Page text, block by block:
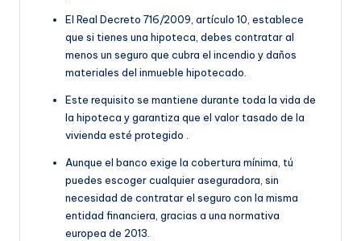
El Real Decreto 716/2009, artículo 10, establece
que si tienes una hipoteca, debes contratar al
menos un seguro que cubra el incendio y daños
materiales del inmueble hipotecado.
Este requisito se mantiene durante toda la vida de
la hipoteca y garantiza que el valor tasado de la
vivienda esté protegido .
Aunque el banco exige la cobertura mínima, tú
puedes escoger cualquier aseguradora, sin
necesidad de contratar el seguro con la misma
entidad financiera, gracias a una normativa
europea de 2013.